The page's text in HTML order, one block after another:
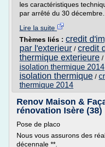
les caractéristiques
par arrêté du 30 décembre...
Lire la suite
Thèmes liés : credit
par l'exterieur / credit
thermique exterieure /
isolation thermique 2014
isolation thermique /
thermique 2014
Renov Maison &
rénovation Isère (38)
Pose de placo
Nous vous assurons des
décennale **.